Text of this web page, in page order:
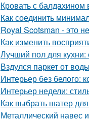
Кровать с балдахином
Как соединить
Royal Scotsman - это
Как изменить
Лучший пол для
Вздулся паркет от
Интерьер без белого:
Интерьер недели:
Как выбрать шатер
Металлический навес